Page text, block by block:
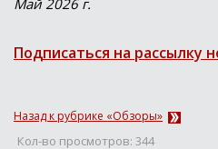
Подписаться на рассылку
Назад к рубрике «Обзоры»
Кол-во просмотров: 344